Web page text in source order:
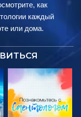
как
каждый
или дома.